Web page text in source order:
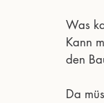
Was
Kann
den
Da